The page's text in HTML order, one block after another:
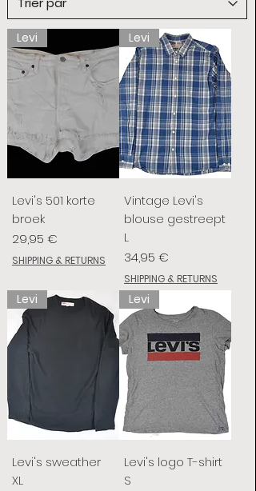
Levi
Levi's 501 korte
broek
Prix
29,95 €
SHIPPING & RETURNS
Levi
Vintage Levi's
blouse gestreept
L
Prix
34,95 €
SHIPPING & RETURNS
Levi
Levi's sweather
XL
Levi
Levi's logo T-shirt
S